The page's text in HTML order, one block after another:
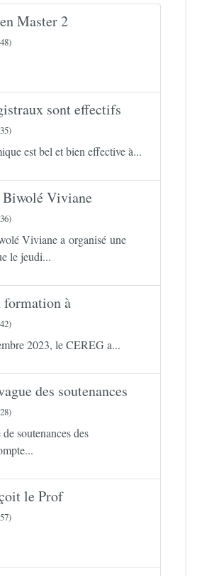
Master 2
sont effectifs
est bel et bien effective à...
Biwolé Viviane
Viviane a organisé une
le jeudi...
formation à
2023, le CEREG a...
des soutenances
soutenances des
le Prof